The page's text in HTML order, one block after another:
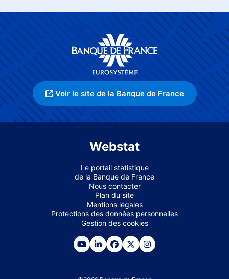
Voir le site de la Banque de France
Webstat
Le portail statistique
de la Banque de France
Nous contacter
Plan du site
Mentions légales
Protections des données personnelles
Gestion des cookies